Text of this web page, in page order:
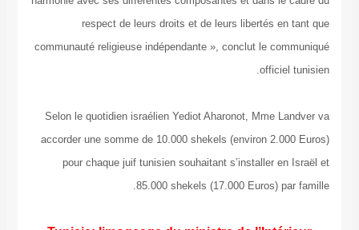
respect de leurs droits et de leurs libertés
communauté religieuse indépendante », conclut le
Selon le quotidien israélien Yediot Aharonot, Mme
accorder une somme de 10.000 shekels (environ
pour chaque juif tunisien souhaitant s’installer
85.000 shekels (17.000 Euros)